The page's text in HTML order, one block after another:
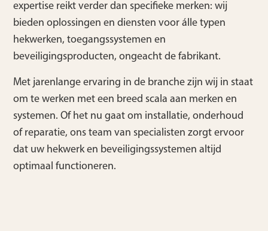
expertise reikt verder dan specifieke merken: wij
bieden oplossingen en diensten voor álle typen
hekwerken, toegangssystemen en
beveiligingsproducten, ongeacht de fabrikant.
Met jarenlange ervaring in de branche zijn wij in staat
om te werken met een breed scala aan merken en
systemen. Of het nu gaat om installatie, onderhoud
of reparatie, ons team van specialisten zorgt ervoor
dat uw hekwerk en beveiligingssystemen altijd
optimaal functioneren.